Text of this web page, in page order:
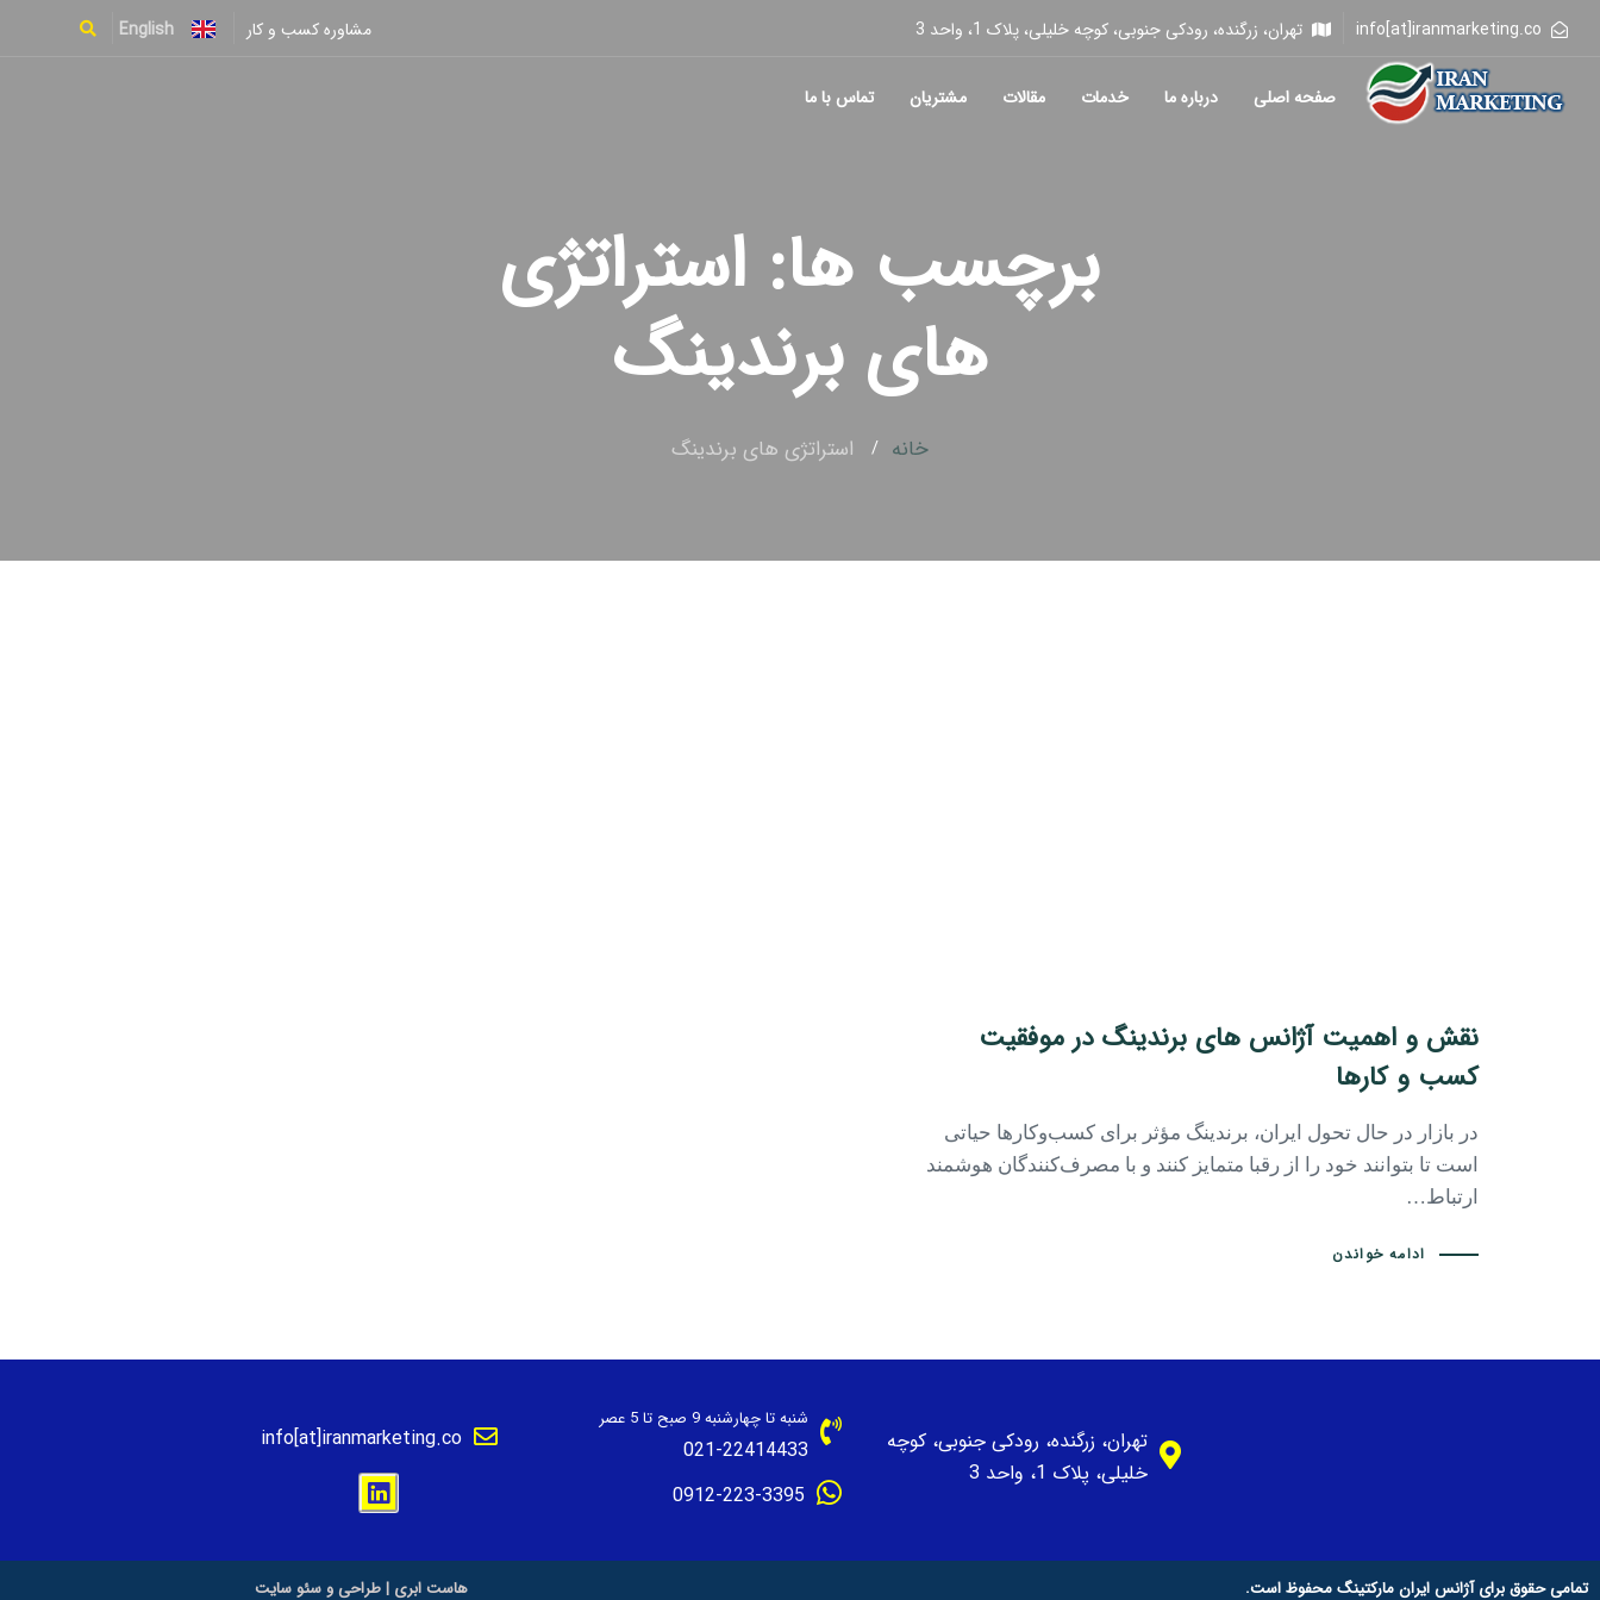
info[at]iranmarketing.co تهران، زرگنده، رودکی جنوبی، کوچه خلیلی، پلاک 1، واحد 3 مشاوره کسب و کار English
صفحه اصلی درباره ما خدمات مقالات مشتریان تماس با ما
برچسب ها: استراتژی
های برندینگ
خانه استراتژی های برندینگ
نقش و اهمیت آژانس های برندینگ در موفقیت
کسب و کارها
در بازار در حال تحول ایران، برندینگ مؤثر برای کسب‌وکارها حیاتی
است تا بتوانند خود را از رقبا متمایز کنند و با مصرف‌کنندگان هوشمند
ارتباط…
ادامه خواندن
تهران، زرگنده، رودکی جنوبی، کوچه
خلیلی، پلاک 1، واحد 3
شنبه تا چهارشنبه 9 صبح تا 5 عصر
021-22414433
0912-223-3395
info[at]iranmarketing.co
تمامی حقوق برای آژانس ایران مارکتینگ محفوظ است. هاست ابری |طراحی و سئو سایت